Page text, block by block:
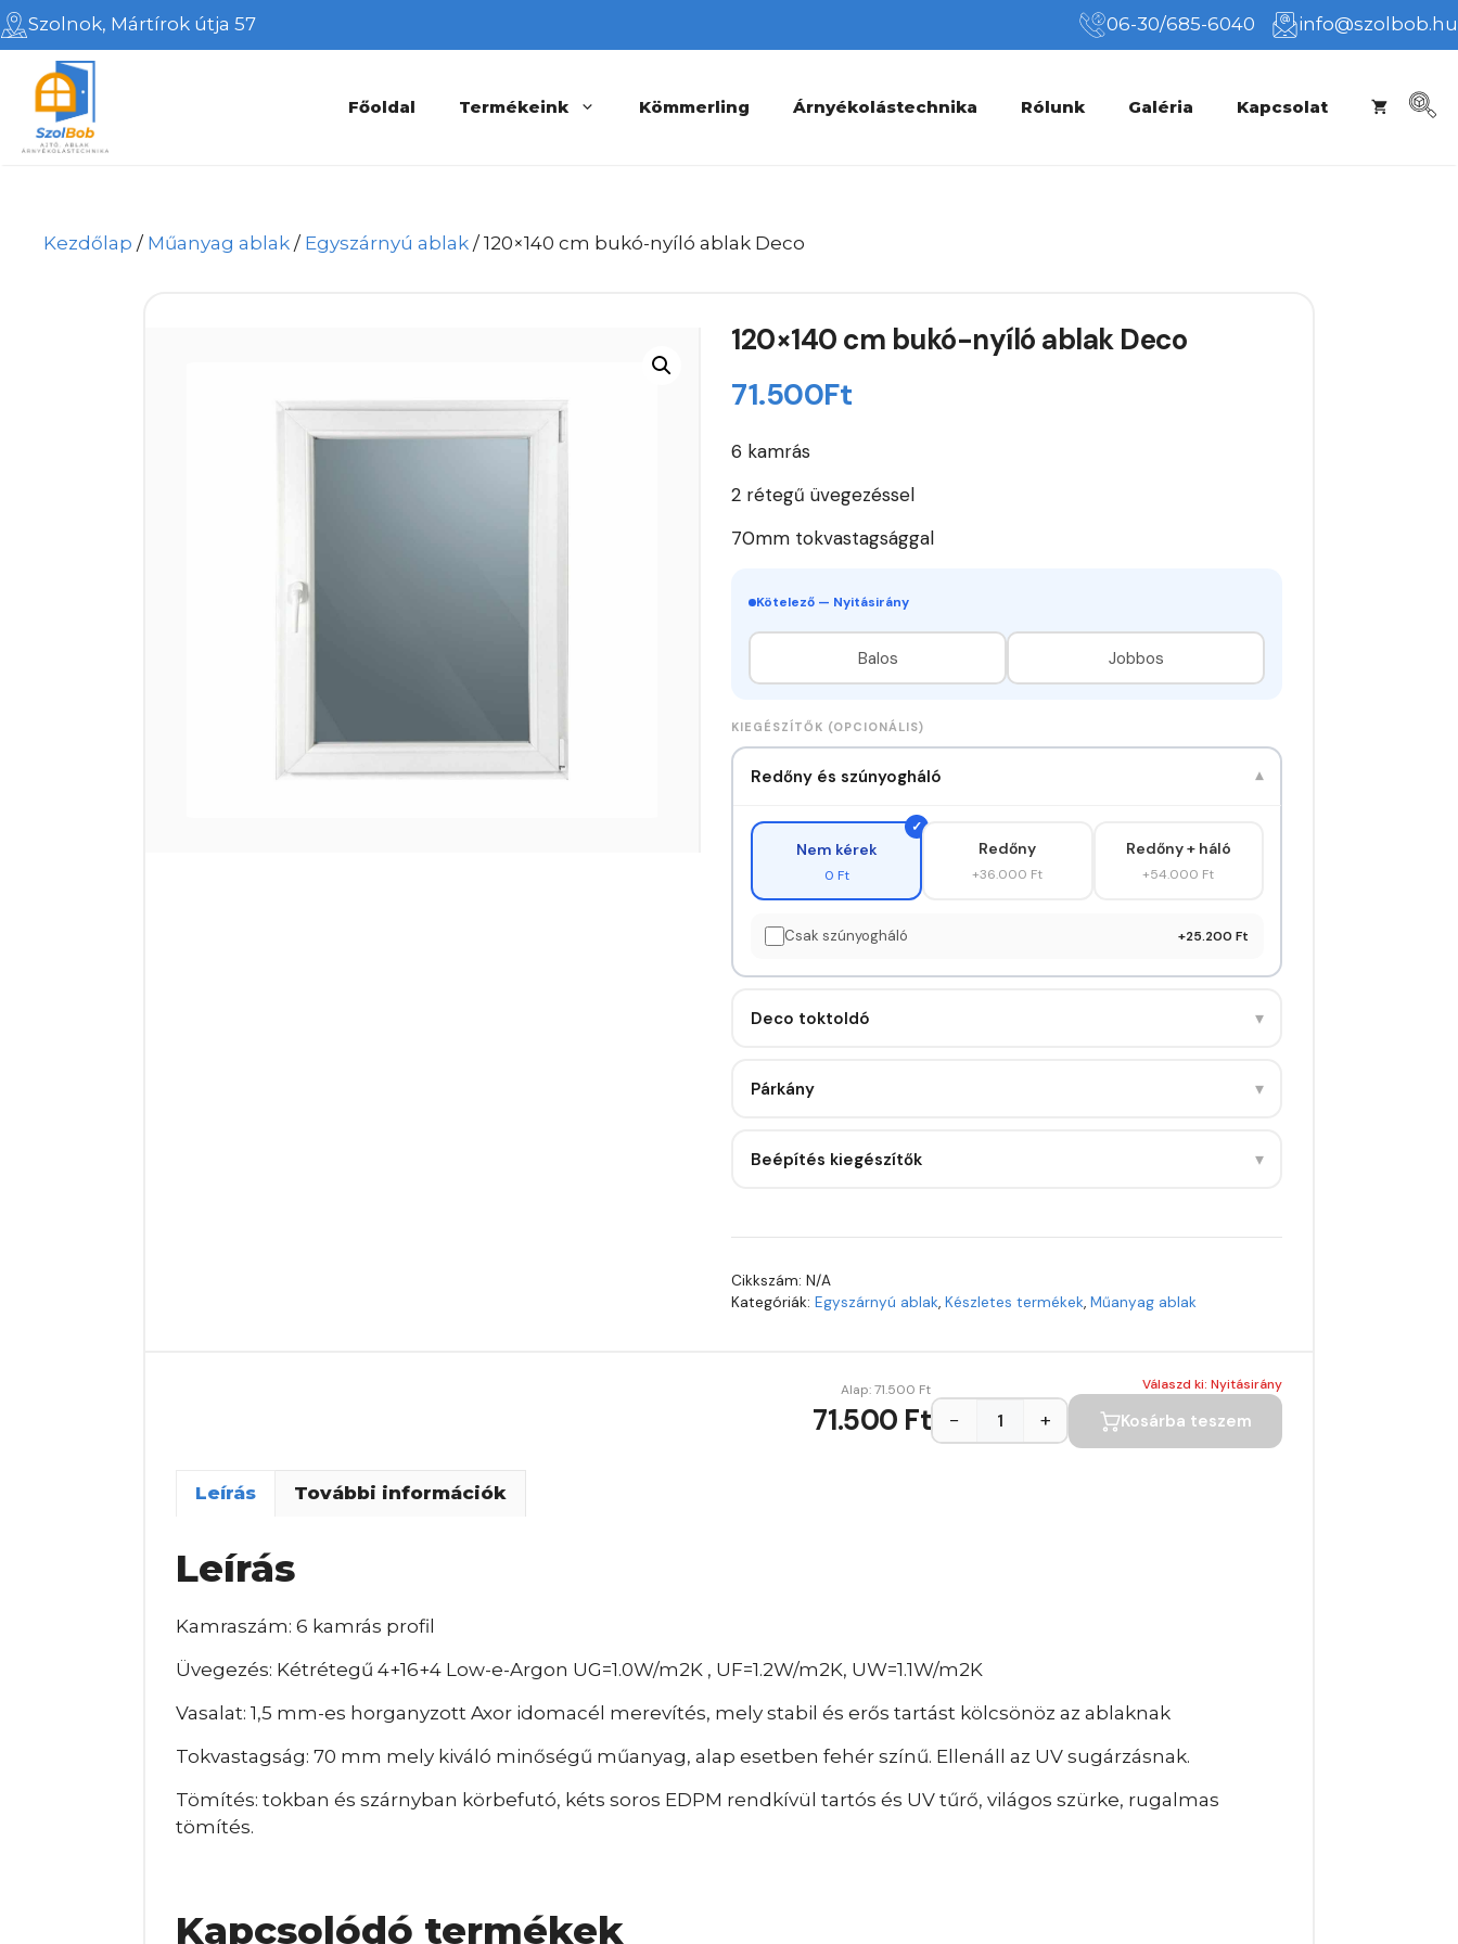
Kilépés
a
tartalomba
Szolnok, Mártírok útja 57 06-30/685-6040 info@szolbob.hu
Főoldal Termékeink Kömmerling Árnyékolástechnika Rólunk Galéria Kapcsolat
Kezdőlap / Műanyag ablak / Egyszárnyú ablak / 120×140 cm bukó-nyíló ablak Deco
120×140 cm bukó-nyíló ablak Deco
71.500Ft
6 kamrás
2 rétegű üvegezéssel
70mm tokvastagsággal
Kötelező — Nyitásirány
Balos Jobbos
KIEGÉSZÍTŐK (OPCIONÁLIS)
Redőny és szúnyogháló ▾
Nem kérek
0 Ft
Redőny
+36.000 Ft
Redőny + háló
+54.000 Ft
Csak szúnyogháló +25.200 Ft
Deco toktoldó ▾
Párkány ▾
Beépítés kiegészítők ▾
Cikkszám:N/A
Kategóriák:Egyszárnyú ablak,Készletes termékek,Műanyag ablak
Alap:71.500 Ft
71.500 Ft
Válaszd ki: Nyitásirány
− + Kosárba teszem
Leírás További információk
Leírás
Kamraszám: 6 kamrás profil
Üvegezés: Kétrétegű 4+16+4 Low-e-Argon UG=1.0W/m2K , UF=1.2W/m2K, UW=1.1W/m2K
Vasalat: 1,5 mm-es horganyzott Axor idomacél merevítés, mely stabil és erős tartást kölcsönöz az ablaknak
Tokvastagság: 70 mm mely kiváló minőségű műanyag, alap esetben fehér színű. Ellenáll az UV sugárzásnak.
Tömítés: tokban és szárnyban körbefutó, kéts soros EDPM rendkívül tartós és UV tűrő, világos szürke, rugalmas
tömítés.
Kapcsolódó termékek